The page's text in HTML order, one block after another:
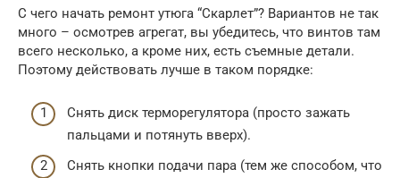
С чего начать ремонт утюга “Скарлет”? Вариантов не так
много – осмотрев агрегат, вы убедитесь, что винтов там
всего несколько, а кроме них, есть съемные детали.
Поэтому действовать лучше в таком порядке:
Снять диск терморегулятора (просто зажать
пальцами и потянуть вверх).
Снять кнопки подачи пара (тем же способом, что